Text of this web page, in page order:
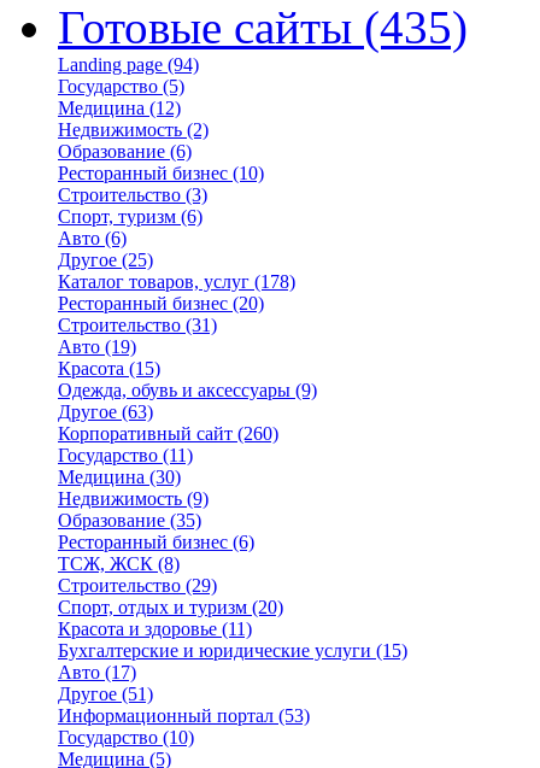
Готовые сайты (435)
Landing page (94)
Государство (5)
Медицина (12)
Недвижимость (2)
Образование (6)
Ресторанный бизнес (10)
Строительство (3)
Спорт, туризм (6)
Авто (6)
Другое (25)
Каталог товаров, услуг (178)
Ресторанный бизнес (20)
Строительство (31)
Авто (19)
Красота (15)
Одежда, обувь и аксессуары (9)
Другое (63)
Корпоративный сайт (260)
Государство (11)
Медицина (30)
Недвижимость (9)
Образование (35)
Ресторанный бизнес (6)
ТСЖ, ЖСК (8)
Строительство (29)
Спорт, отдых и туризм (20)
Красота и здоровье (11)
Бухгалтерские и юридические услуги (15)
Авто (17)
Другое (51)
Информационный портал (53)
Государство (10)
Медицина (5)